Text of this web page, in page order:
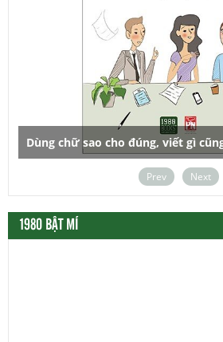
Dùng chữ sao cho đúng, viết gì
Prev Next
1980 BẬT MÍ